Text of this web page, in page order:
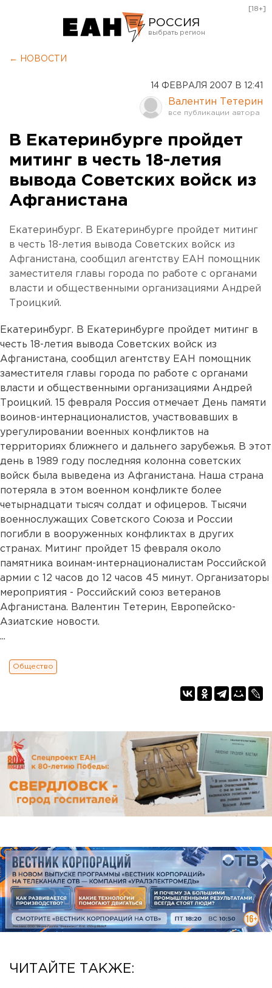
РОССИЯ
Курган
Оренбург
[18+]
← НОВОСТИ
14 ФЕВРАЛЯ 2007 В 12:41
Валентин Тетерин
В Екатеринбурге пройдет
митинг в честь 18-летия
вывода Советских войск из
Афганистана
Екатеринбург. В Екатеринбурге пройдет митинг
в честь 18-летия вывода Советских войск из
Афганистана, сообщил агентству ЕАН помощник
заместителя главы города по работе с органами
власти и общественными организациями Андрей
Троицкий.
Екатеринбург. В Екатеринбурге пройдет митинг в
честь 18-летия вывода Советских войск из
Афганистана, сообщил агентству ЕАН помощник
заместителя главы города по работе с органами
власти и общественными организациями Андрей
Троицкий. 15 февраля Россия отмечает День памяти
воинов-интернационалистов, участвовавших в
урегулировании военных конфликтов на
территориях ближнего и дальнего зарубежья. В этот
день в 1989 году последняя колонна советских
войск была выведена из Афганистана. Наша страна
потеряла в этом военном конфликте более
четырнадцати тысяч солдат и офицеров. Тысячи
военнослужащих Советского Союза и России
погибли в вооруженных конфликтах в других
странах. Митинг пройдет 15 февраля около
памятника воинам-интернационалистам Российской
армии с 12 часов до 12 часов 45 минут. Организаторы
мероприятия - Российский союз ветеранов
Афганистана. Валентин Тетерин, Европейско-
Азиатские новости.
...
Общество
ЧИТАЙТЕ ТАКЖЕ: